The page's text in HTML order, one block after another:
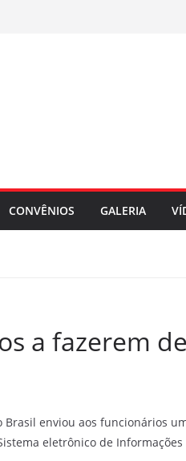
CONVÊNIOS GALERIA
a fazerem
Brasil enviou aos funcionários
eletrônico de